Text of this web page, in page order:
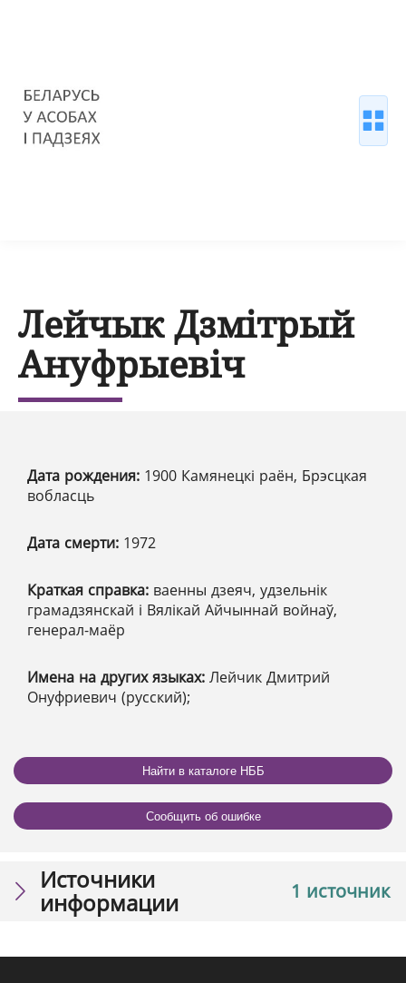
Лейчык Дзмітрый
Ануфрыевіч
Дата рождения: 1900 Камянецкі раён, Брэсцкая
вобласць
Дата смерти: 1972
Краткая справка: ваенны дзеяч, удзельнік
грамадзянскай і Вялікай Айчыннай войнаў,
генерал-маёр
Имена на других языках: Лейчик Дмитрий
Онуфриевич (русский);
Найти в каталоге НББ
Сообщить об ошибке
1 источник
Источники
информации